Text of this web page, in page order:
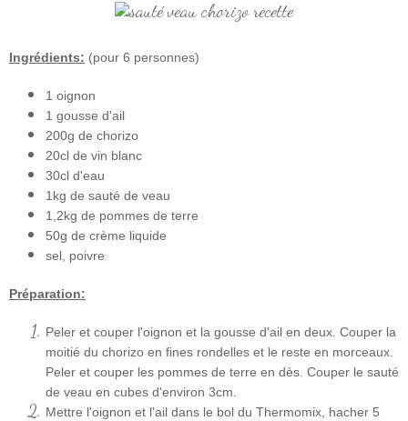
Ingrédients: (pour 6 personnes)
1 oignon
1 gousse d'ail
200g de chorizo
20cl de vin blanc
30cl d'eau
1kg de sauté de veau
1,2kg de pommes de terre
50g de crème liquide
sel, poivre
Préparation:
Peler et couper l'oignon et la gousse d'ail en deux. Couper la
moitié du chorizo en fines rondelles et le reste en morceaux.
Peler et couper les pommes de terre en dès. Couper le sauté
de veau en cubes d'environ 3cm.
Mettre l'oignon et l'ail dans le bol du Thermomix, hacher 5